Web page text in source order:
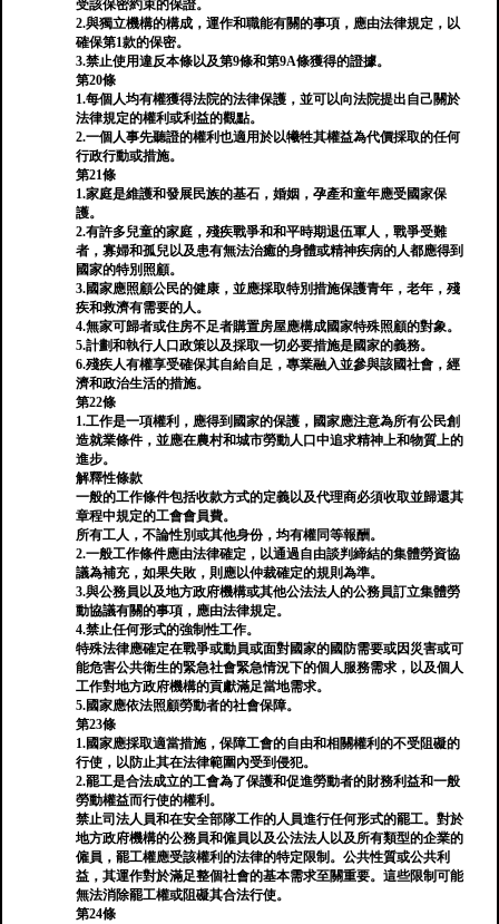
受該保密約束的保證。
2.與獨立機構的構成，運作和職能有關的事項，應由法律規定，以
確保第1款的保密。
3.禁止使用違反本條以及第9條和第9A條獲得的證據。
第20條
1.每個人均有權獲得法院的法律保護，並可以向法院提出自己關於
法律規定的權利或利益的觀點。
2.一個人事先聽證的權利也適用於以犧牲其權益為代價採取的任何
行政行動或措施。
第21條
1.家庭是維護和發展民族的基石，婚姻，孕產和童年應受國家保
護。
2.有許多兒童的家庭，殘疾戰爭和和平時期退伍軍人，戰爭受難
者，寡婦和孤兒以及患有無法治癒的身體或精神疾病的人都應得到
國家的特別照顧。
3.國家應照顧公民的健康，並應採取特別措施保護青年，老年，殘
疾和救濟有需要的人。
4.無家可歸者或住房不足者購置房屋應構成國家特殊照顧的對象。
5.計劃和執行人口政策以及採取一切必要措施是國家的義務。
6.殘疾人有權享受確保其自給自足，專業融入並參與該國社會，經
濟和政治生活的措施。
第22條
1.工作是一項權利，應得到國家的保護，國家應注意為所有公民創
造就業條件，並應在農村和城市勞動人口中追求精神上和物質上的
進步。
解釋性條款
一般的工作條件包括收款方式的定義以及代理商必須收取並歸還其
章程中規定的工會會員費。
所有工人，不論性別或其他身份，均有權同等報酬。
2.一般工作條件應由法律確定，以通過自由談判締結的集體勞資協
議為補充，如果失敗，則應以仲裁確定的規則為準。
3.與公務員以及地方政府機構或其他公法法人的公務員訂立集體勞
動協議有關的事項，應由法律規定。
4.禁止任何形式的強制性工作。
特殊法律應確定在戰爭或動員或面對國家的國防需要或因災害或可
能危害公共衛生的緊急社會緊急情況下的個人服務需求，以及個人
工作對地方政府機構的貢獻滿足當地需求。
5.國家應依法照顧勞動者的社會保障。
第23條
1.國家應採取適當措施，保障工會的自由和相關權利的不受阻礙的
行使，以防止其在法律範圍內受到侵犯。
2.罷工是合法成立的工會為了保護和促進勞動者的財務利益和一般
勞動權益而行使的權利。
禁止司法人員和在安全部隊工作的人員進行任何形式的罷工。對於
地方政府機構的公務員和僱員以及公法法人以及所有類型的企業的
僱員，罷工權應受該權利的法律的特定限制。公共性質或公共利
益，其運作對於滿足整個社會的基本需求至關重要。這些限制可能
無法消除罷工權或阻礙其合法行使。
第24條